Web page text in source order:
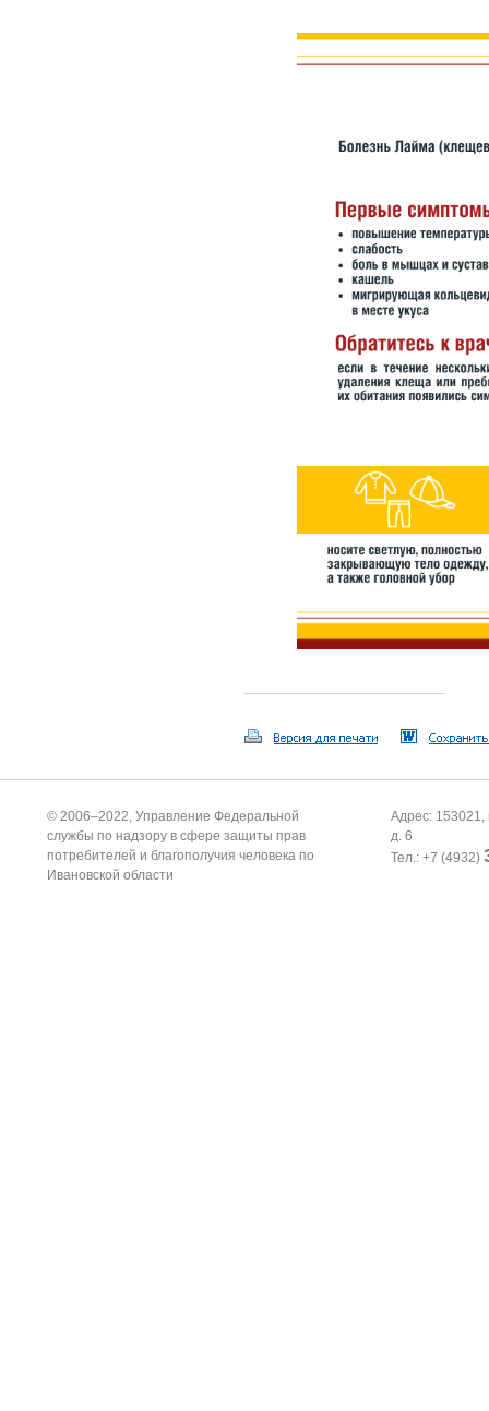
© 2006–2022, Управление Федеральной
службы по надзору в сфере защиты прав
потребителей и благополучия человека по
Ивановской области
Адрес: 153021,
д. 6
Тел.: +7 (4932)